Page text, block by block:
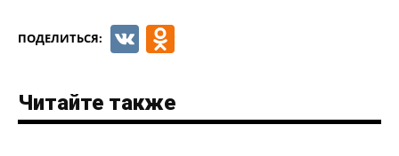
ПОДЕЛИТЬСЯ: VK
Читайте также